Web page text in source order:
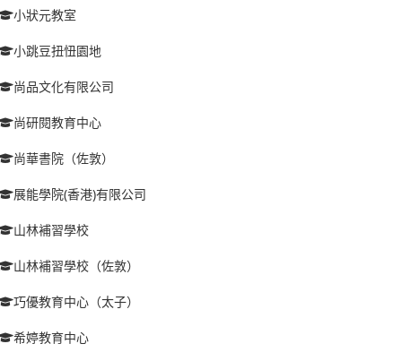
小狀元教室
小跳豆扭忸園地
尚品文化有限公司
尚研閱教育中心
尚華書院（佐敦）
展能學院(香港)有限公司
山林補習學校
山林補習學校（佐敦）
巧優教育中心（太子）
希婷教育中心